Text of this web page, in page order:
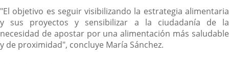
"El objetivo es seguir visibilizando la estrategia alimentaria
y sus proyectos y sensibilizar a la ciudadanía de la
necesidad de apostar por una alimentación más saludable
y de proximidad", concluye María Sánchez.